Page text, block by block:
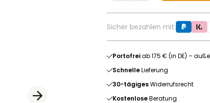
Sicher bezahlen mit:
Portofreiab 175 € (in DE) –
SchnelleLieferung
30-tägigesWiderrufsrecht
KostenloseBeratung